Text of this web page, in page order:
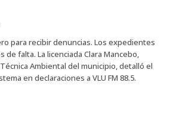
para recibir denuncias. Los expedientes
de falta. La licenciada Clara Mancebo,
Ambiental del municipio, detalló el
en declaraciones a VLU FM 88.5.